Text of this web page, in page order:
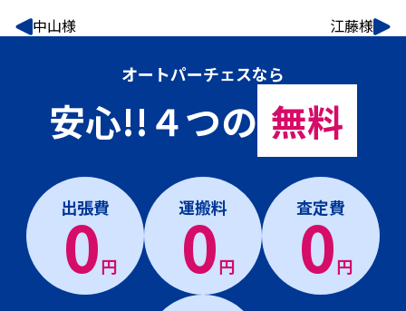
中山様 江藤様
オートパーチェスなら
安心!!４つの 無料
出張費
0円
運搬料
0円
査定費
0円